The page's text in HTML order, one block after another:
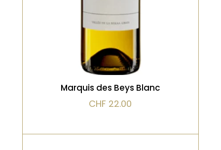
VOIR LE PRODUIT
Marquis des Beys Blanc
CHF 22.00